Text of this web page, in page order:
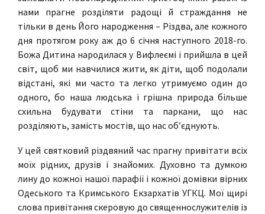
нами прагне розділяти радощі й страждання не
тільки в день Його народження – Різдва, але кожного
дня протягом року аж до 6 січня наступного 2018-го.
Божа Дитина народилася у Вифлеємі і прийшла в цей
світ, щоб ми навчилися жити, як діти, щоб подолали
відстані, які ми часто та легко утримуємо один до
одного, бо наша людська і грішна природа більше
схильна будувати стіни та паркани, що нас
розділяють, замість мостів, що нас об’єднують.
У цей святковий різдвяний час прагну привітати всіх
моїх рідних, друзів і знайомих. Духовно та думкою
лину до кожної нашої парафії і кожної домівки вірних
Одеського та Кримського Екзархатів УГКЦ. Мої щирі
слова привітання скеровую до священнослужителів із